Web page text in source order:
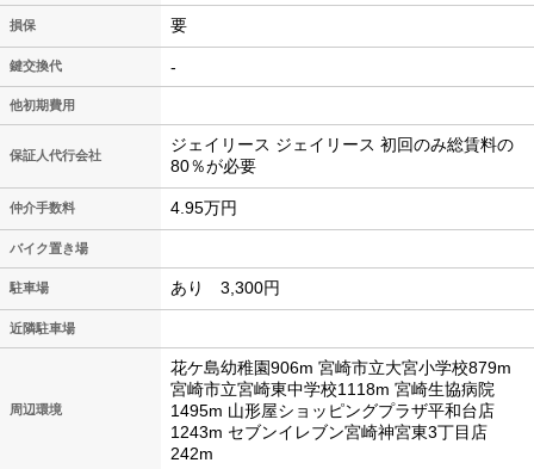
損保 要
鍵交換代 -
他初期費用
保証人代行会社
ジェイリース ジェイリース 初回のみ総賃料の
80％が必要
仲介手数料 4.95万円
バイク置き場
駐車場 あり 3,300円
近隣駐車場
周辺環境
花ケ島幼稚園906m 宮崎市立大宮小学校879m
宮崎市立宮崎東中学校1118m 宮崎生協病院
1495m 山形屋ショッピングプラザ平和台店
1243m セブンイレブン宮崎神宮東3丁目店
242m